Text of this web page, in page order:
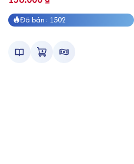
Đã bán: 1502